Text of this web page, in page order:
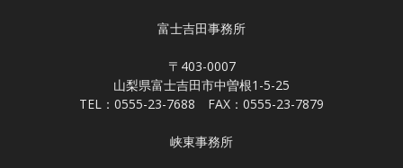
富士吉田事務所
〒403-0007
山梨県富士吉田市中曽根1-5-25
TEL：0555-23-7688 FAX：0555-23-7879
峡東事務所